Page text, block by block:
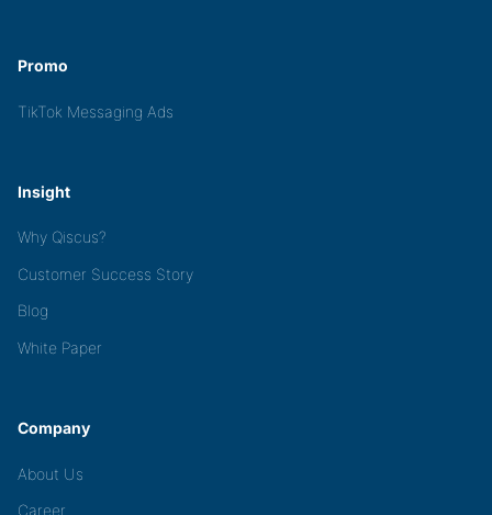
Promo
TikTok Messaging Ads
Insight
Why Qiscus?
Customer Success Story
Blog
White Paper
Company
About Us
Career